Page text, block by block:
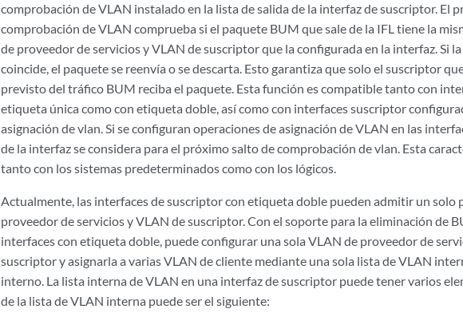
comprobación de VLAN instalado en la lista de salida de la interfaz de suscriptor. El
comprobación de VLAN comprueba si el paquete BUM que sale de la IFL tiene la
de proveedor de servicios y VLAN de suscriptor que la configurada en la interfaz. Si
coincide, el paquete se reenvía o se descarta. Esto garantiza que solo el suscriptor
previsto del tráfico BUM reciba el paquete. Esta función es compatible tanto con
etiqueta única como con etiqueta doble, así como con interfaces suscriptor
asignación de vlan. Si se configuran operaciones de asignación de VLAN en las
de la interfaz se considera para el próximo salto de comprobación de vlan. Esta
tanto con los sistemas predeterminados como con los lógicos.
Actualmente, las interfaces de suscriptor con etiqueta doble pueden admitir un solo
proveedor de servicios y VLAN de suscriptor. Con el soporte para la eliminación de
interfaces con etiqueta doble, puede configurar una sola VLAN de proveedor de
suscriptor y asignarla a varias VLAN de cliente mediante una sola lista de VLAN
interno. La lista interna de VLAN en una interfaz de suscriptor puede tener varios
de la lista de VLAN interna puede ser el siguiente: